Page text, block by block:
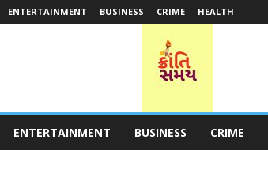
ENTERTAINMENT BUSINESS CRIME HEALTH
ENTERTAINMENT BUSINESS CRIME